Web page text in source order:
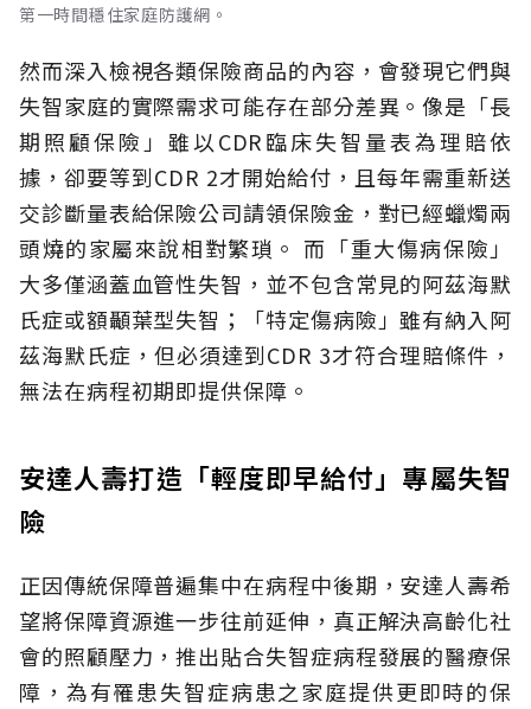
第一時間穩住家庭防護網。
然而深入檢視各類保險商品的內容，會發現它們與
失智家庭的實際需求可能存在部分差異。像是「長
期照顧保險」雖以CDR臨床失智量表為理賠依
據，卻要等到CDR 2才開始給付，且每年需重新送
交診斷量表給保險公司請領保險金，對已經蠟燭兩
頭燒的家屬來說相對繁瑣。 而「重大傷病保險」
大多僅涵蓋血管性失智，並不包含常見的阿茲海默
氏症或額顳葉型失智；「特定傷病險」雖有納入阿
茲海默氏症，但必須達到CDR 3才符合理賠條件，
無法在病程初期即提供保障。
安達人壽打造「輕度即早給付」專屬失智
險
正因傳統保障普遍集中在病程中後期，安達人壽希
望將保障資源進一步往前延伸，真正解決高齡化社
會的照顧壓力，推出貼合失智症病程發展的醫療保
障，為有罹患失智症病患之家庭提供更即時的保